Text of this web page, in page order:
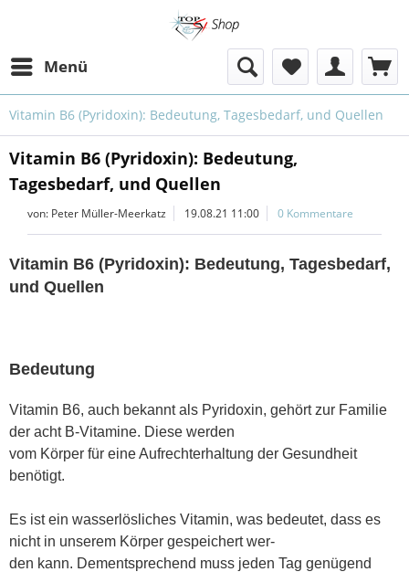
Menü
Vitamin B6 (Pyridoxin): Bedeutung, Tagesbedarf, und Quellen
Vitamin B6 (Pyridoxin): Bedeutung,
Tagesbedarf, und Quellen
von: Peter Müller-Meerkatz 19.08.21 11:00 0 Kommentare
Vitamin B6 (Pyridoxin): Bedeutung, Tagesbedarf,
und Quellen
Bedeutung
Vitamin B6, auch bekannt als Pyridoxin, gehört zur Familie
der acht B-Vitamine. Diese werden
vom Körper für eine Aufrechterhaltung der Gesundheit
benötigt.
Es ist ein wasserlösliches Vitamin, was bedeutet, dass es
nicht in unserem Körper gespeichert wer-
den kann. Dementsprechend muss jeden Tag genügend